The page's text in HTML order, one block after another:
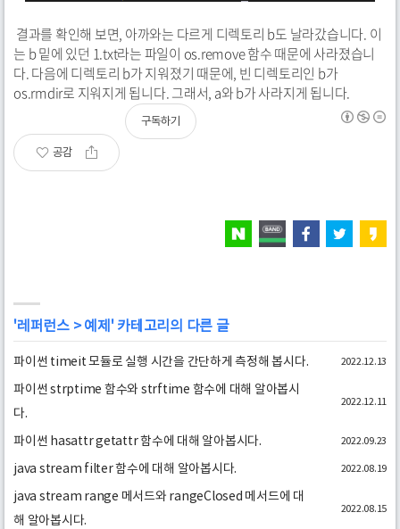
결과를 확인해 보면, 아까와는 다르게 디렉토리 b도 날라갔습니다. 이
는 b 밑에 있던 1.txt라는 파일이 os.remove 함수 때문에 사라졌습니
다. 다음에 디렉토리 b가 지워졌기 때문에, 빈 디렉토리인 b가
os.rmdir로 지워지게 됩니다. 그래서, a와 b가 사라지게 됩니다.
공감
구독하기
'레퍼런스>예제 ' 카테고리의 다른 글
파이썬 timeit 모듈로 실행 시간을 간단하게 측정해 봅시다. 2022.12.13
파이썬 strptime 함수와 strftime 함수에 대해 알아봅시
다.
2022.12.11
파이썬 hasattr getattr 함수에 대해 알아봅시다. 2022.09.23
java stream filter 함수에 대해 알아봅시다. 2022.08.19
java stream range 메서드와 rangeClosed 메서드에 대
해 알아봅시다.
2022.08.15